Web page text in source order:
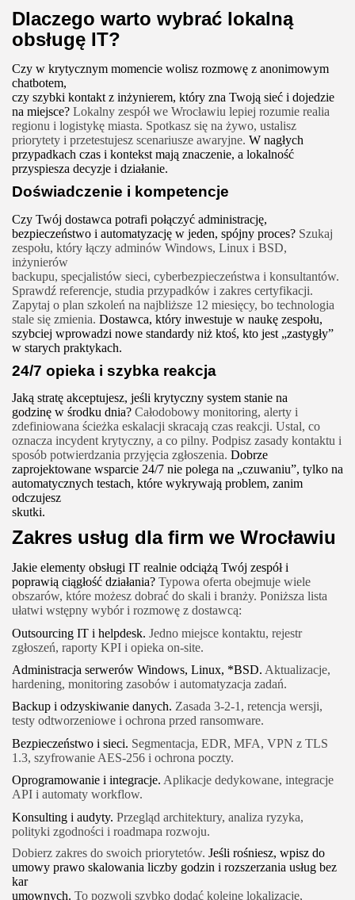
Dlaczego warto wybrać lokalną
obsługę IT?
Czy w krytycznym momencie wolisz rozmowę z anonimowym
chatbotem,
czy szybki kontakt z inżynierem, który zna Twoją sieć i dojedzie
na miejsce? Lokalny zespół we Wrocławiu lepiej rozumie realia
regionu i logistykę miasta. Spotkasz się na żywo, ustalisz
priorytety i przetestujesz scenariusze awaryjne. W nagłych
przypadkach czas i kontekst mają znaczenie, a lokalność
przyspiesza decyzje i działanie.
Doświadczenie i kompetencje
Czy Twój dostawca potrafi połączyć administrację,
bezpieczeństwo i automatyzację w jeden, spójny proces? Szukaj
zespołu, który łączy adminów Windows, Linux i BSD,
inżynierów
backupu, specjalistów sieci, cyberbezpieczeństwa i konsultantów.
Sprawdź referencje, studia przypadków i zakres certyfikacji.
Zapytaj o plan szkoleń na najbliższe 12 miesięcy, bo technologia
stale się zmienia. Dostawca, który inwestuje w naukę zespołu,
szybciej wprowadzi nowe standardy niż ktoś, kto jest „zastygły”
w starych praktykach.
24/7 opieka i szybka reakcja
Jaką stratę akceptujesz, jeśli krytyczny system stanie na
godzinę w środku dnia? Całodobowy monitoring, alerty i
zdefiniowana ścieżka eskalacji skracają czas reakcji. Ustal, co
oznacza incydent krytyczny, a co pilny. Podpisz zasady kontaktu i
sposób potwierdzania przyjęcia zgłoszenia. Dobrze
zaprojektowane wsparcie 24/7 nie polega na „czuwaniu”, tylko na
automatycznych testach, które wykrywają problem, zanim
odczujesz
skutki.
Zakres usług dla firm we Wrocławiu
Jakie elementy obsługi IT realnie odciążą Twój zespół i
poprawią ciągłość działania? Typowa oferta obejmuje wiele
obszarów, które możesz dobrać do skali i branży. Poniższa lista
ułatwi wstępny wybór i rozmowę z dostawcą:
Outsourcing IT i helpdesk. Jedno miejsce kontaktu, rejestr
zgłoszeń, raporty KPI i opieka on-site.
Administracja serwerów Windows, Linux, *BSD. Aktualizacje,
hardening, monitoring zasobów i automatyzacja zadań.
Backup i odzyskiwanie danych. Zasada 3-2-1, retencja wersji,
testy odtworzeniowe i ochrona przed ransomware.
Bezpieczeństwo i sieci. Segmentacja, EDR, MFA, VPN z TLS
1.3, szyfrowanie AES-256 i ochrona poczty.
Oprogramowanie i integracje. Aplikacje dedykowane, integracje
API i automaty workflow.
Konsulting i audyty. Przegląd architektury, analiza ryzyka,
polityki zgodności i roadmapa rozwoju.
Dobierz zakres do swoich priorytetów. Jeśli rośniesz, wpisz do
umowy prawo skalowania liczby godzin i rozszerzania usług bez
kar
umownych. To pozwoli szybko dodać kolejne lokalizacje,